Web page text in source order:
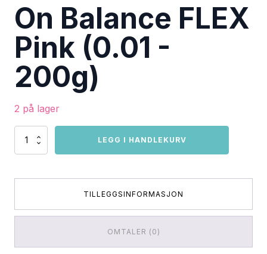
On Balance FLEX
Pink (0.01 -
200g)
2 på lager
(0.01
antall
LEGG I HANDLEKURV
TILLEGGSINFORMASJON
OMTALER (0)